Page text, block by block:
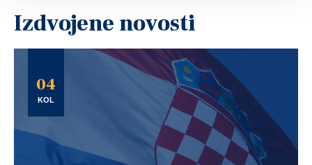
Izdvojene novosti
04
KOL